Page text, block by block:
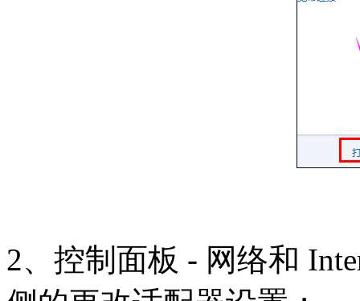
2、控制面板 - 网络和